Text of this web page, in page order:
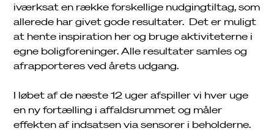
iværksat en række forskellige nudgingtiltag, som
allerede har givet gode resultater. Det er muligt
at hente inspiration her og bruge aktiviteterne i
egne boligforeninger. Alle resultater samles og
afrapporteres ved årets udgang.
I løbet af de næste 12 uger afspiller vi hver uge
en ny fortælling i affaldsrummet og måler
effekten af indsatsen via sensorer i beholderne.